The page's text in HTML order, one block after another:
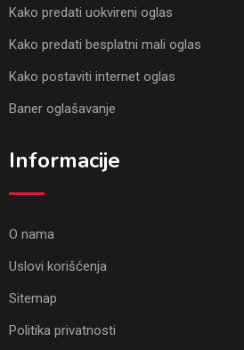
Kako predati uokvireni oglas
Kako predati besplatni mali oglas
Kako postaviti internet oglas
Baner oglašavanje
Informacije
O nama
Uslovi korišćenja
Sitemap
Politika privatnosti